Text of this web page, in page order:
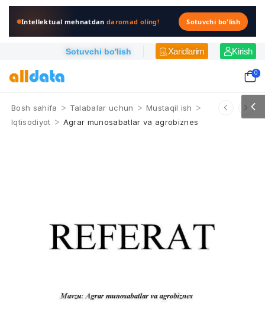
Intellektual mehnatdandaromad oling! Sotuvchi bo'lish
Sotuvchi bo'lish Xaridlarim Kirish
0
Bosh sahifa > Talabalar uchun > Mustaqil ish >
Iqtisodiyot > Agrar munosabatlar va agrobiznes